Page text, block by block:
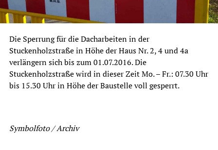
Die Sperrung für die Dacharbeiten in der
Stuckenholzstraße in Höhe der Haus Nr. 2, 4 und 4a
verlängern sich bis zum 01.07.2016. Die
Stuckenholzstraße wird in dieser Zeit Mo. – Fr.: 07.30 Uhr
bis 15.30 Uhr in Höhe der Baustelle voll gesperrt.
Symbolfoto / Archiv